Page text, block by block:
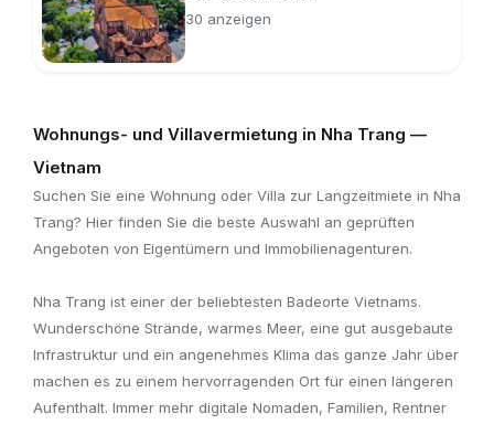
30 anzeigen
Wohnungs- und Villavermietung in Nha Trang —
Vietnam
Suchen Sie eine Wohnung oder Villa zur Langzeitmiete in Nha
Trang? Hier finden Sie die beste Auswahl an geprüften
Angeboten von Eigentümern und Immobilienagenturen.
Nha Trang ist einer der beliebtesten Badeorte Vietnams.
Wunderschöne Strände, warmes Meer, eine gut ausgebaute
Infrastruktur und ein angenehmes Klima das ganze Jahr über
machen es zu einem hervorragenden Ort für einen längeren
Aufenthalt. Immer mehr digitale Nomaden, Familien, Rentner